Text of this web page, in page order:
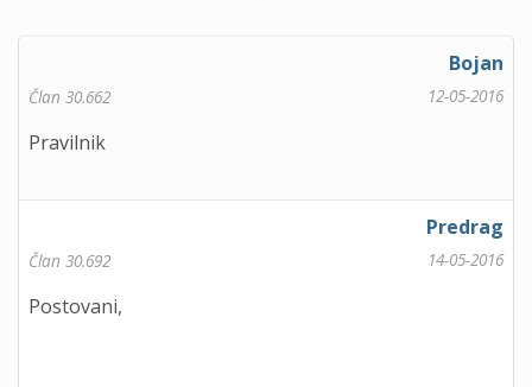
Bojan
Član 30.662 12-05-2016
Pravilnik
Predrag
Član 30.692 14-05-2016
Postovani,